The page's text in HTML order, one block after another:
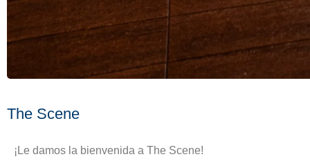
The Scene
¡Le damos la bienvenida a The Scene!